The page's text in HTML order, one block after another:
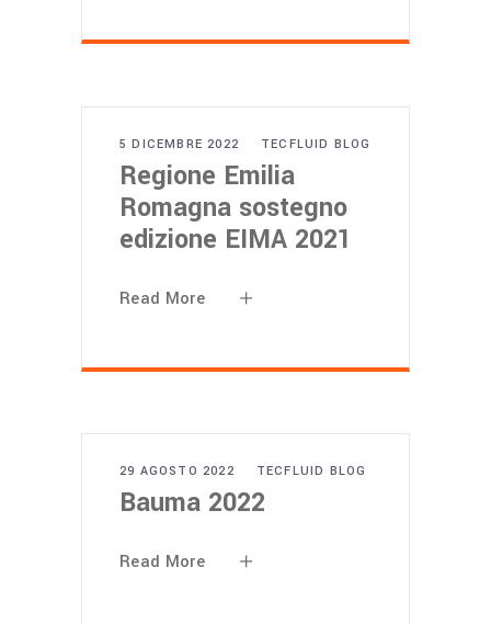
5 DICEMBRE 2022 TECFLUID BLOG
Regione Emilia
Romagna sostegno
edizione EIMA 2021
Read More
29 AGOSTO 2022 TECFLUID BLOG
Bauma 2022
Read More